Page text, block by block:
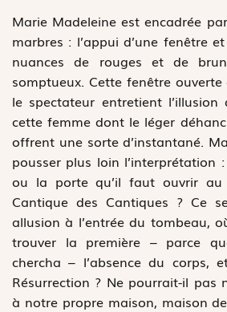
Marie Madeleine est encadrée
marbres : l’appui d’une fenêtre
nuances de rouges et de
somptueux. Cette fenêtre
le spectateur entretient l’illusion
cette femme dont le léger
offrent une sorte d’instantané.
pousser plus loin l’interprétation
ou la porte qu’il faut ouvrir au
Cantique des Cantiques ? Ce
allusion à l’entrée du tombeau,
trouver la première – parce
chercha – l’absence du corps,
Résurrection ? Ne pourrait-il pas
à notre propre maison, maison